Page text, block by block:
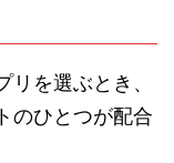
を選ぶとき、
のひとつが配合